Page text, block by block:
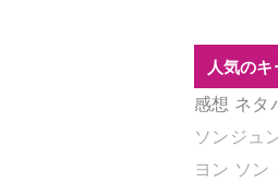
人気の
感想 ネタ
ソンジュ
ヨン ソン